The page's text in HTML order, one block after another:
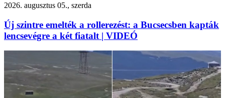
2026. augusztus 05., szerda
Új szintre emelték a rollerezést: a Bucsecsben kapták
lencsevégre a két fiatalt | VIDEÓ